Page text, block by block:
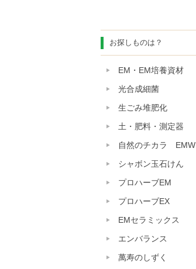
お探しものは？
EM・EM培養資材
光合成細菌
生ごみ堆肥化
土・肥料・測定器
自然のチカラ EMW
シャボン玉石けん
プロハーブEM
プロハーブEX
EMセラミックス
エンバランス
萬寿のしずく